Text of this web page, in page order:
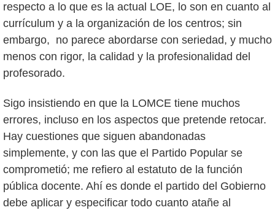
respecto a lo que es la actual LOE, lo son en cuanto al
currículum y a la organización de los centros; sin
embargo, no parece abordarse con seriedad, y mucho
menos con rigor, la calidad y la profesionalidad del
profesorado.
Sigo insistiendo en que la LOMCE tiene muchos
errores, incluso en los aspectos que pretende retocar.
Hay cuestiones que siguen abandonadas
simplemente, y con las que el Partido Popular se
comprometió; me refiero al estatuto de la función
pública docente. Ahí es donde el partido del Gobierno
debe aplicar y especificar todo cuanto atañe al